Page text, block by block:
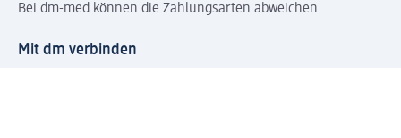
Bei dm-med können die Zahlungsarten abweichen.
Mit dm verbinden